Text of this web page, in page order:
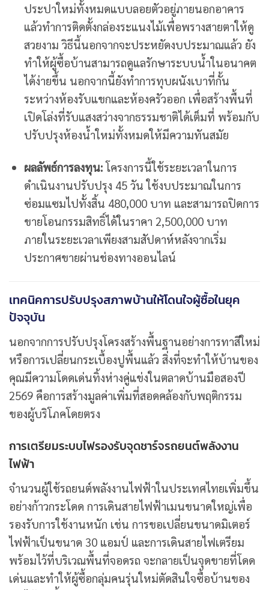
ประปาใหม่ทั้งหมดแบบลอยตัวอยู่ภายนอกอาคาร
แล้วทำการติดตั้งกล่องระแนงไม้เพื่อพรางสายตาให้ดู
สวยงาม วิธีนี้นอกจากจะประหยัดงบประมาณแล้ว ยัง
ทำให้ผู้ซื้อบ้านสามารถดูแลรักษาระบบน้ำในอนาคต
ได้ง่ายขึ้น นอกจากนี้ยังทำการทุบผนังเบาที่กั้น
ระหว่างห้องรับแขกและห้องครัวออก เพื่อสร้างพื้นที่
เปิดโล่งที่รับแสงสว่างจากธรรมชาติได้เต็มที่ พร้อมกับ
ปรับปรุงห้องน้ำใหม่ทั้งหมดให้มีความทันสมัย
ผลลัพธ์การลงทุน:โครงการนี้ใช้ระยะเวลาในการ
ดำเนินงานปรับปรุง 45 วัน ใช้งบประมาณในการ
ซ่อมแซมไปทั้งสิ้น 480,000 บาท และสามารถปิดการ
ขายโอนกรรมสิทธิ์ได้ในราคา 2,500,000 บาท
ภายในระยะเวลาเพียงสามสัปดาห์หลังจากเริ่ม
ประกาศขายผ่านช่องทางออนไลน์
เทคนิคการปรับปรุงสภาพบ้านให้โดนใจผู้ซื้อในยุค
ปัจจุบัน
นอกจากการปรับปรุงโครงสร้างพื้นฐานอย่างการทาสีใหม่
หรือการเปลี่ยนกระเบื้องปูพื้นแล้ว สิ่งที่จะทำให้บ้านของ
คุณมีความโดดเด่นทิ้งห่างคู่แข่งในตลาดบ้านมือสองปี
2569 คือการสร้างมูลค่าเพิ่มที่สอดคล้องกับพฤติกรรม
ของผู้บริโภคโดยตรง
การเตรียมระบบไฟรองรับจุดชาร์จรถยนต์พลังงาน
ไฟฟ้า
จำนวนผู้ใช้รถยนต์พลังงานไฟฟ้าในประเทศไทยเพิ่มขึ้น
อย่างก้าวกระโดด การเดินสายไฟฟ้าเมนขนาดใหญ่เพื่อ
รองรับการใช้งานหนัก เช่น การขอเปลี่ยนขนาดมิเตอร์
ไฟฟ้าเป็นขนาด 30 แอมป์ และการเดินสายไฟเตรียม
พร้อมไว้ที่บริเวณพื้นที่จอดรถ จะกลายเป็นจุดขายที่โดด
เด่นและทำให้ผู้ซื้อกลุ่มคนรุ่นใหม่ตัดสินใจซื้อบ้านของ